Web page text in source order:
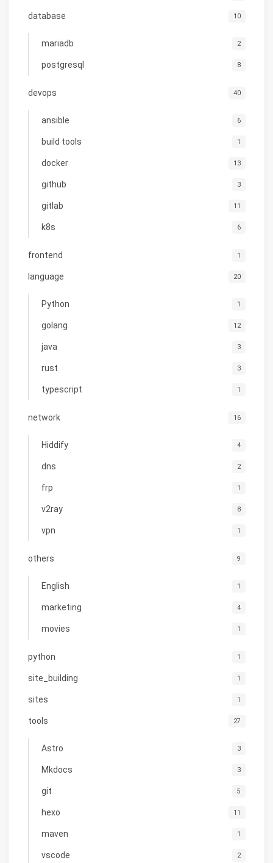
database 10
mariadb 2
postgresql 8
devops 40
ansible 6
build tools 1
docker 13
github 3
gitlab 11
k8s 6
frontend 1
language 20
Python 1
golang 12
java 3
rust 3
typescript 1
network 16
Hiddify 4
dns 2
frp 1
v2ray 8
vpn 1
others 9
English 1
marketing 4
movies 1
python 1
site_building 1
sites 1
tools 27
Astro 3
Mkdocs 3
git 5
hexo 11
maven 1
vscode 2